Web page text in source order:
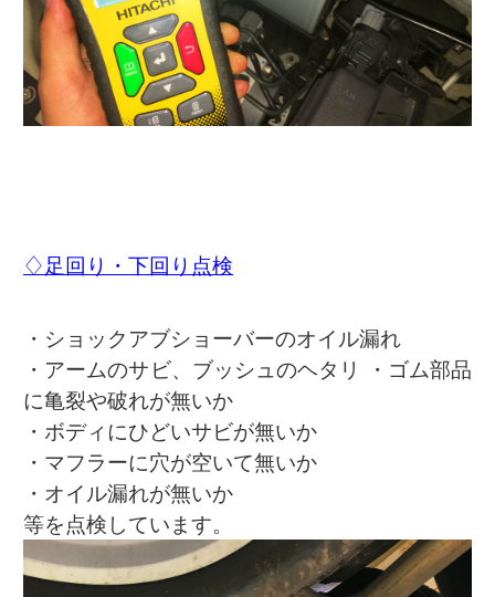
♢足回り・下回り点検
・ショックアブショーバーのオイル漏れ
・アームのサビ、ブッシュのヘタリ ・ゴム部品
に亀裂や破れが無いか
・ボディにひどいサビが無いか
・マフラーに穴が空いて無いか
・オイル漏れが無いか
等を点検しています。